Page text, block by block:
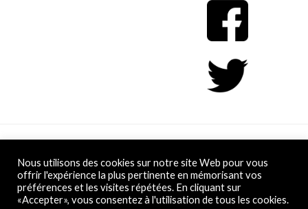
Copyright © 2026 L&D
Powered by L&D
Nous utilisons des cookies sur notre site Web pour vous
offrir l'expérience la plus pertinente en mémorisant vos
préférences et les visites répétées. En cliquant sur
«Accepter», vous consentez à l'utilisation de tous les cookies.